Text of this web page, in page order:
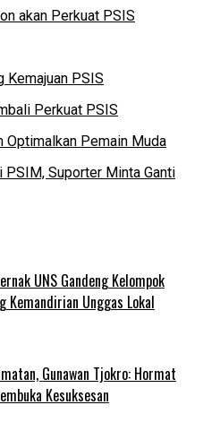
akan Perkuat PSIS
Kemajuan PSIS
Perkuat PSIS
Optimalkan Pemain Muda
PSIM, Suporter Minta Ganti
UNS Gandeng Kelompok
Kemandirian Unggas Lokal
Gunawan Tjokro: Hormat
Kesuksesan